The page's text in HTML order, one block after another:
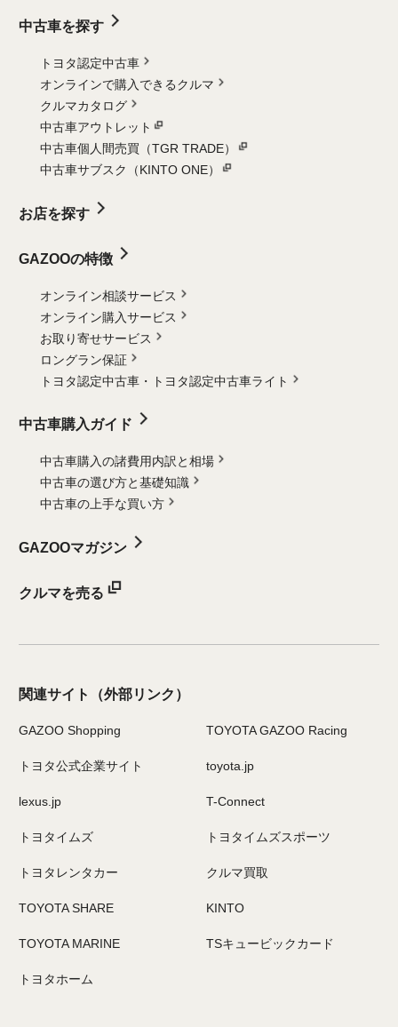
中古車を探す
トヨタ認定中古車
オンラインで購入できるクルマ
クルマカタログ
中古車アウトレット
中古車個人間売買（TGR TRADE）
中古車サブスク（KINTO ONE）
お店を探す
GAZOOの特徴
オンライン相談サービス
オンライン購入サービス
お取り寄せサービス
ロングラン保証
トヨタ認定中古車・
トヨタ認定中古車ライト
中古車購入ガイド
中古車購入の諸費用内訳と相場
中古車の選び方と基礎知識
中古車の上手な買い方
GAZOOマガジン
クルマを売る
関連サイト （外部リンク）
GAZOO Shopping TOYOTA GAZOO Racing
トヨタ公式企業サイト toyota.jp
lexus.jp T-Connect
トヨタイムズ トヨタイムズスポーツ
トヨタレンタカー クルマ買取
TOYOTA SHARE KINTO
TOYOTA MARINE TSキュービックカード
トヨタホーム